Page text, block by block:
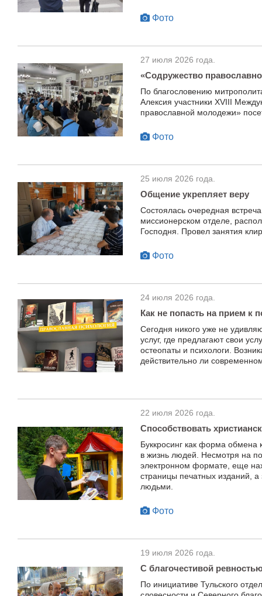
Фото
27 июля 2026 года.
«Содружество
По благословению
Алексия участники XVIII
православной молодежи»
Фото
25 июля 2026 года.
Общение укрепляет веру
Состоялась очередная
миссионерском отделе,
Господня. Провел занятия
Фото
24 июля 2026 года.
Как не попасть на прием к
Сегодня никого уже не
услуг, где предлагают свои
остеопаты и психологи.
действительно ли
22 июля 2026 года.
Способствовать
Буккросинг как форма
в жизнь людей. Несмотря на
электронном формате, еще
страницы печатных изданий,
людьми.
Фото
19 июля 2026 года.
С благочестивой
По инициативе Тульского